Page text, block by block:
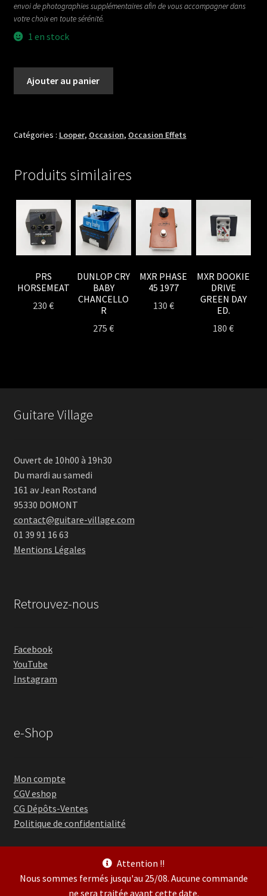
Attention !!
Nous sommes fermés jusqu'au 25/08. Aucune commande
ne sera traitée avant cette date.
envoi de photographies supplémentaires afin de vous accompagner dans
votre choix en toute sérénité.
1 en stock
2
Ajouter au panier
Catégories : Looper, Occasion, Occasion Effets
Produits similaires
PRS
HORSEMEAT
230€
DUNLOP CRY
BABY
CHANCELLO
R
275€
MXR PHASE
45 1977
130 €
MXR DOOKIE
DRIVE
GREEN DAY
ED.
180€
Guitare Village
Ouvert de 10h00 à 19h30
Du mardi au samedi
161 av Jean Rostand
95330 DOMONT
contact@guitare-village.com
01 39 91 16 63
Mentions Légales
Retrouvez-nous
Facebook
YouTube
Instagram
e-Shop
Mon compte
CGV eshop
CG Dépôts-Ventes
Politique de confidentialité